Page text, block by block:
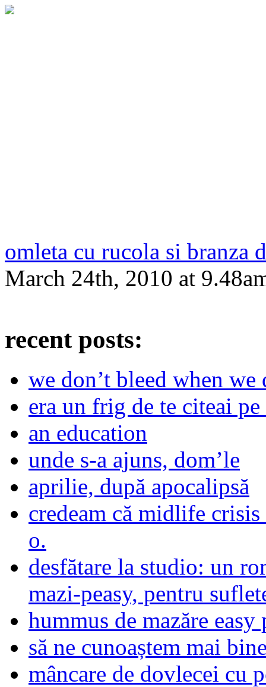
omleta cu rucola si branza
March 24th, 2010 at
recent posts:
we don’t bleed when we
era un frig de te citeai
an education
unde s-a ajuns, dom’le
aprilie, după apocalipsă
credeam că midlife crisis
o.
desfătare la studio: un
mazi-peasy, pentru
hummus de mazăre easy
să ne cunoaștem mai
mâncare de dovlecei cu